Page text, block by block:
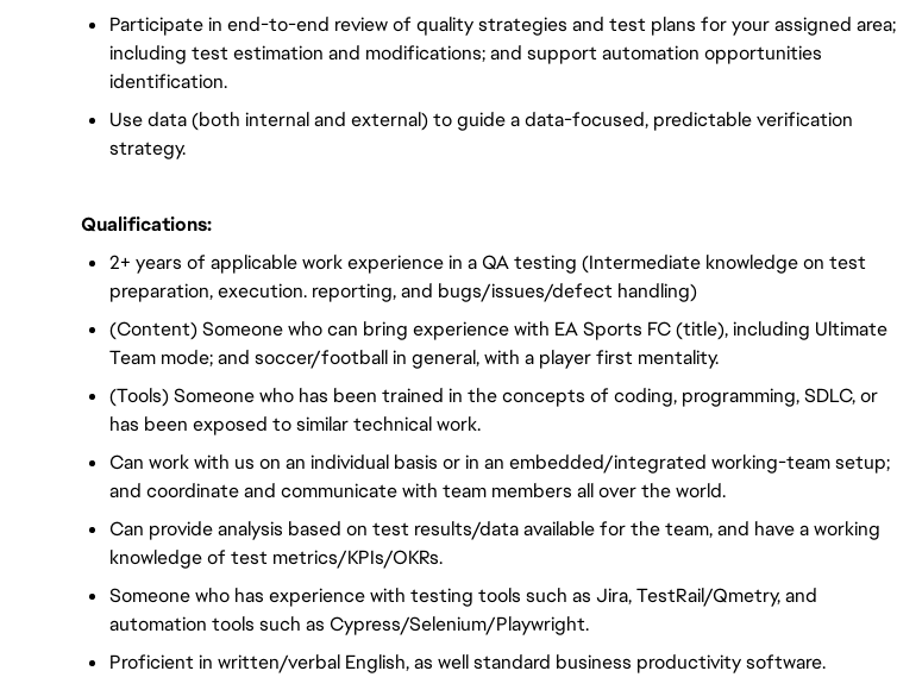
Participate in end-to-end review of quality strategies and test plans for your assigned area;
including test estimation and modifications; and support automation opportunities
identification.
Use data (both internal and external) to guide a data-focused, predictable verification
strategy.
Qualifications:
2+ years of applicable work experience in a QA testing (Intermediate knowledge on test
preparation, execution. reporting, and bugs/issues/defect handling)
(Content) Someone who can bring experience with EA Sports FC (title), including Ultimate
Team mode; and soccer/football in general, with a player first mentality.
(Tools) Someone who has been trained in the concepts of coding, programming, SDLC, or
has been exposed to similar technical work.
Can work with us on an individual basis or in an embedded/integrated working-team setup;
and coordinate and communicate with team members all over the world.
Can provide analysis based on test results/data available for the team, and have a working
knowledge of test metrics/KPIs/OKRs.
Someone who has experience with testing tools such as Jira, TestRail/Qmetry, and
automation tools such as Cypress/Selenium/Playwright.
Proficient in written/verbal English, as well standard business productivity software.